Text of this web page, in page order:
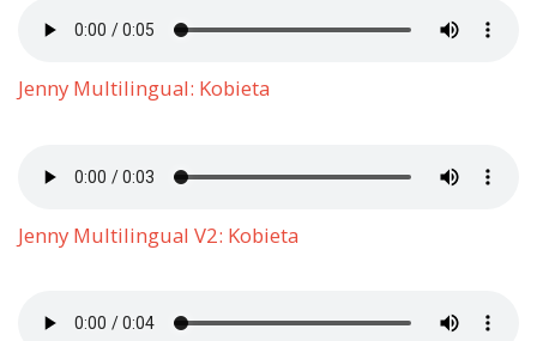
Jenny Multilingual: Kobieta
Jenny Multilingual V2: Kobieta